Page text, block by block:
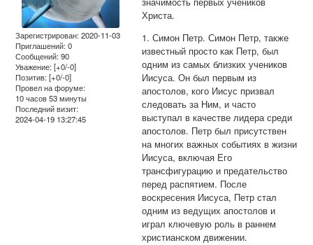
Зарегистрирован: 2020-11-03
Приглашений:0
Сообщений:90
Уважение: [+0/-0]
Позитив: [+0/-0]
Провел на форуме:
10 часов 53 минуты
Последний визит:
2024-04-19 13:27:45
Христа.
1. Симон Петр. Симон Петр, также
известный просто как Петр, был
одним из самых близких учеников
Иисуса. Он был первым из
апостолов, кого Иисус призвал
следовать за Ним, и часто
выступал в качестве лидера среди
апостолов. Петр был присутствен
на многих важных событиях в жизни
Иисуса, включая Его
трансфигурацию и предательство
перед распятием. После
воскресения Иисуса, Петр стал
одним из ведущих апостолов и
играл ключевую роль в раннем
христианском движении.